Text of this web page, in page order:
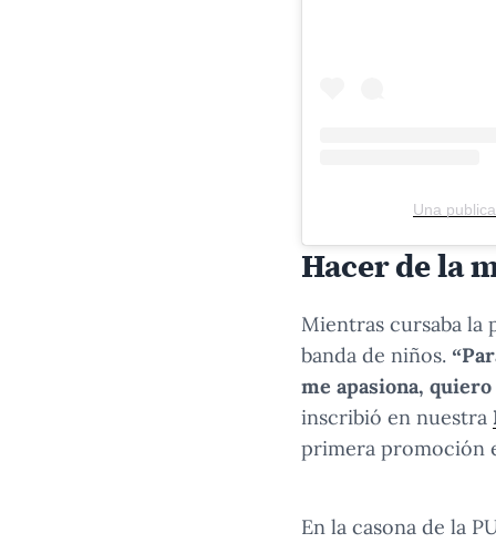
Una
Hacer de la
Mientras cursaba la
banda de niños.
me apasiona,
inscribió en nuestra
primera promoción
En la casona de la